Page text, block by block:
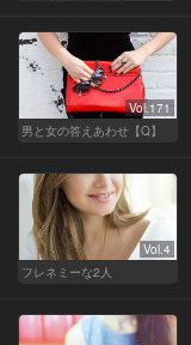
Vol.171
男と女の答えあわせ【Q】
Vol.4
フレネミーな2人